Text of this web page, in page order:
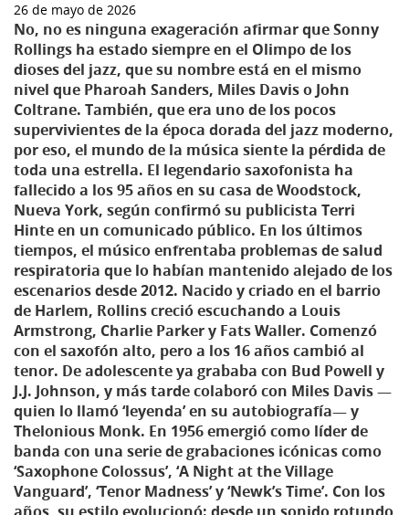
26 de mayo de 2026
No, no es ninguna exageración afirmar que Sonny
Rollings ha estado siempre en el Olimpo de los
dioses del jazz, que su nombre está en el mismo
nivel que Pharoah Sanders, Miles Davis o John
Coltrane. También, que era uno de los pocos
supervivientes de la época dorada del jazz moderno,
por eso, el mundo de la música siente la pérdida de
toda una estrella. El legendario saxofonista ha
fallecido a los 95 años en su casa de Woodstock,
Nueva York, según confirmó su publicista Terri
Hinte en un comunicado público. En los últimos
tiempos, el músico enfrentaba problemas de salud
respiratoria que lo habían mantenido alejado de los
escenarios desde 2012. Nacido y criado en el barrio
de Harlem, Rollins creció escuchando a Louis
Armstrong, Charlie Parker y Fats Waller. Comenzó
con el saxofón alto, pero a los 16 años cambió al
tenor. De adolescente ya grababa con Bud Powell y
J.J. Johnson, y más tarde colaboró con Miles Davis —
quien lo llamó ‘leyenda’ en su autobiografía— y
Thelonious Monk. En 1956 emergió como líder de
banda con una serie de grabaciones icónicas como
‘Saxophone Colossus’, ‘A Night at the Village
Vanguard’, ‘Tenor Madness’ y ‘Newk’s Time’. Con los